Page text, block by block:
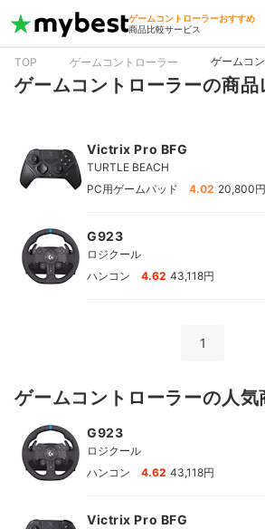
ゲームコントローラーおすすめ
商品比較サービス
TOP ゲームコントローラー ゲームコ
ゲームコントローラーの商品
Victrix Pro BFG
TURTLE BEACH
PC用ゲームパッド
4.02 20,800円
G923
ロジクール
ハンコン
4.62 43,118円
1
ゲームコントローラーの人気
G923
ロジクール
ハンコン
4.62 43,118円
Victrix Pro BFG